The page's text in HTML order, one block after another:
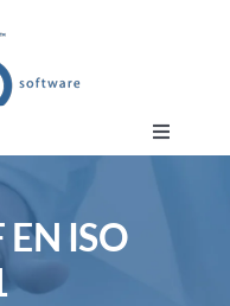
Toggle
ISO